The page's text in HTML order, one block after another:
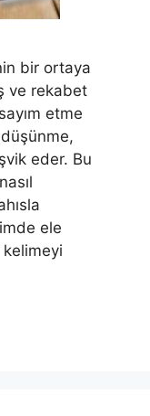
bir ortaya
ve rekabet
etme
eder. Bu
ele